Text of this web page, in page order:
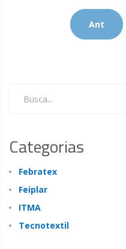
Ant
Busca...
Categorias
Febratex
Feiplar
ITMA
Tecnotextil